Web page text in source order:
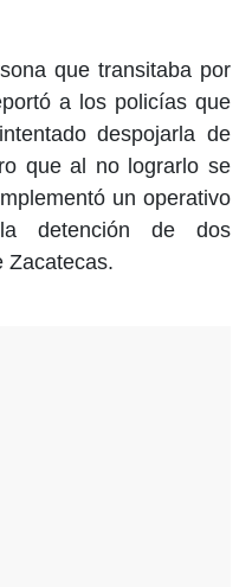
que transitaba por
a los policías que
despojarla de
que al no lograrlo se
un operativo
detención de dos
Zacatecas.